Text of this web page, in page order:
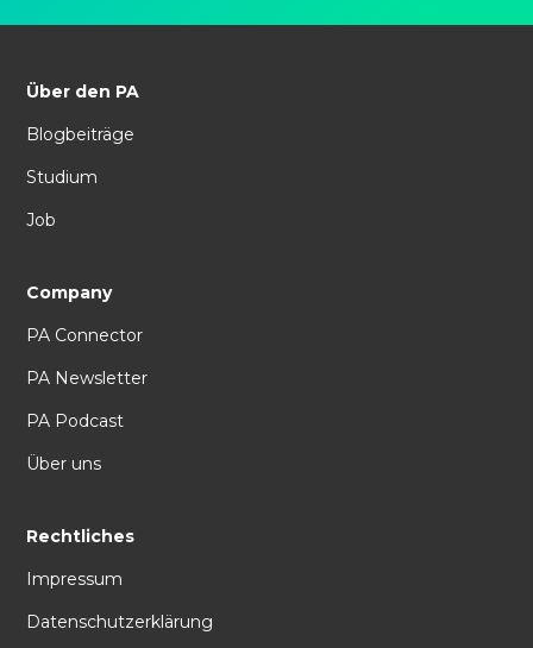
Über den PA
Blogbeiträge
Studium
Job
Company
PA Connector
PA Newsletter
PA Podcast
Über uns
Rechtliches
Impressum
Datenschutzerklärung